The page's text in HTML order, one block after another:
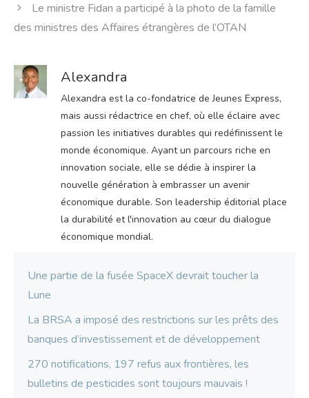
Le ministre Fidan a participé à la photo de la famille
des ministres des Affaires étrangères de l’OTAN
Alexandra
Alexandra est la co-fondatrice de Jeunes Express,
mais aussi rédactrice en chef, où elle éclaire avec
passion les initiatives durables qui redéfinissent le
monde économique. Ayant un parcours riche en
innovation sociale, elle se dédie à inspirer la
nouvelle génération à embrasser un avenir
économique durable. Son leadership éditorial place
la durabilité et l'innovation au cœur du dialogue
économique mondial.
Une partie de la fusée SpaceX devrait toucher la
Lune
La BRSA a imposé des restrictions sur les prêts des
banques d’investissement et de développement
270 notifications, 197 refus aux frontières, les
bulletins de pesticides sont toujours mauvais !